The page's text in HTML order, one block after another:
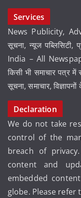
Services
News Publicity,
सूचना, न्यूज पब्लिसिटी,
India – All
किसी भी समाचार पत्र में
सूचना, समाचार,
Declaration
We do not take
control of the
breach of
content and
embedded
globe. Please refer